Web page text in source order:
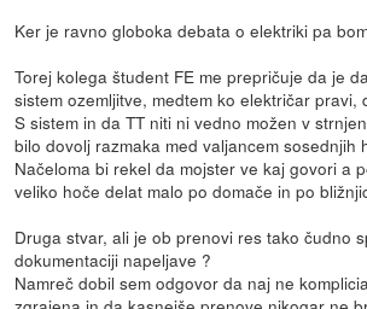
Ker je ravno globoka debata o elektriki pa
Torej kolega študent FE me prepričuje da je
sistem ozemljitve, medtem ko električar pravi,
S sistem in da TT niti ni vedno možen v
bilo dovolj razmaka med valjancem sosednjih
Načeloma bi rekel da mojster ve kaj govori a
veliko hoče delat malo po domače in po
Druga stvar, ali je ob prenovi res tako čudno
dokumentaciji napeljave ?
Namreč dobil sem odgovor da naj ne